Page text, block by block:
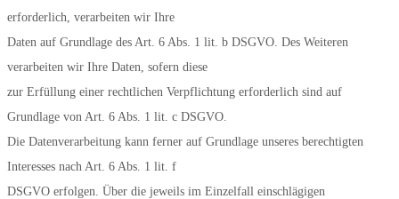
erforderlich, verarbeiten wir Ihre
Daten auf Grundlage des Art. 6 Abs. 1 lit. b DSGVO. Des Weiteren
verarbeiten wir Ihre Daten, sofern diese
zur Erfüllung einer rechtlichen Verpflichtung erforderlich sind auf
Grundlage von Art. 6 Abs. 1 lit. c DSGVO.
Die Datenverarbeitung kann ferner auf Grundlage unseres berechtigten
Interesses nach Art. 6 Abs. 1 lit. f
DSGVO erfolgen. Über die jeweils im Einzelfall einschlägigen